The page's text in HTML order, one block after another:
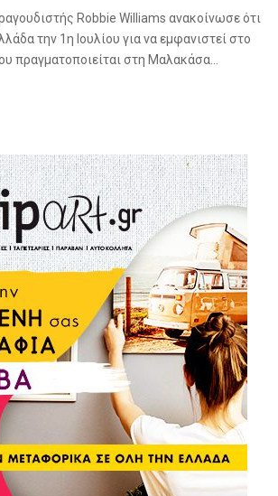
Robbie Williams ανακοίνωσε ότι
την 1η Ιουλίου για να εμφανιστεί στο
πραγματοποιείται στη Μαλακάσα...